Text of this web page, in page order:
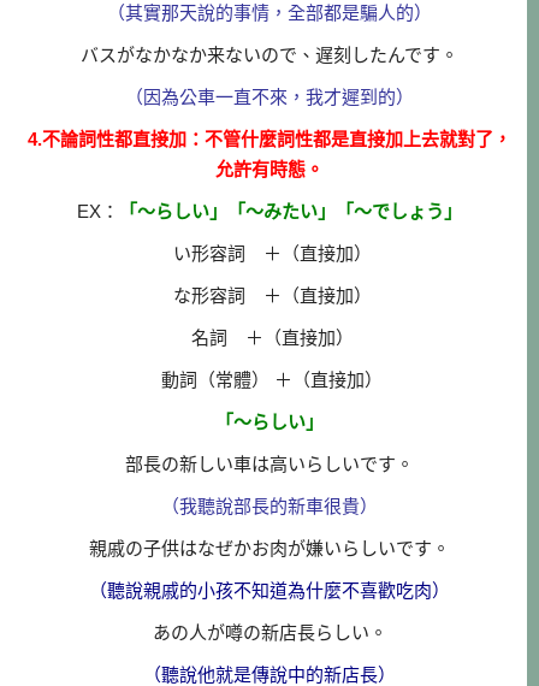
（其實那天說的事情，全部都是騙人的）
バスがなかなか来ないので、遅刻したんです。
（因為公車一直不來，我才遲到的）
4.不論詞性都直接加：不管什麼詞性都是直接加上去就對了，
允許有時態。
EX： 「～らしい」 「～みたい」 「～でしょう」
い形容詞 ＋（直接加）
な形容詞 ＋（直接加）
名詞 ＋（直接加）
動詞（常體） ＋（直接加）
「～らしい」
部長の新しい車は高いらしいです。
（我聽說部長的新車很貴）
親戚の子供はなぜかお肉が嫌いらしいです。
（聽說親戚的小孩不知道為什麼不喜歡吃肉）
あの人が噂の新店長らしい。
（聽說他就是傳說中的新店長）